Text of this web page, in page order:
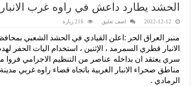
الحشد يطارد داعش في راوه غرب الانبار
2022-12-12 اضف تعليق 216 زيارة
منبر العراق الحر :اعلن القيادي في الحشد الشعبي
الانبار قطري السمرمد ، الإثنين ، استخدام اليات الحفر
سري يعتقد ان بداخله عناصر من التنظيم الاجرامي فروا
مناطق صحراء الانبار الغربية باتجاه قضاء راوه غربي مدينة
الرمادي .